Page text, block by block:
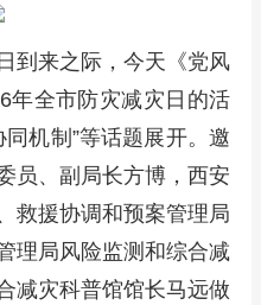
到来之际，今天《党风
年全市防灾减灾日的活
同机制”等话题展开。邀
员、副局长方博，西安
救援协调和预案管理局
理局风险监测和综合减
减灾科普馆馆长马远做